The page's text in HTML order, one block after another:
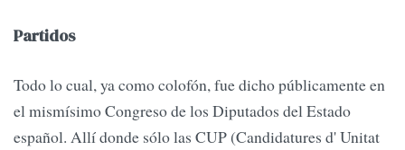
Partidos
Todo lo cual, ya como colofón, fue dicho públicamente en
el mismísimo Congreso de los Diputados del Estado
español. Allí donde sólo las CUP (Candidatures d' Unitat